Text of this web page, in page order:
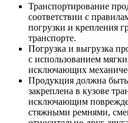
Транспортирование
соответствии с
погрузки и крепления
транспорте.
Погрузка и выгрузка
с использованием
исключающих
Продукция должна
закреплена в кузове
исключающим
стяжными ремнями,